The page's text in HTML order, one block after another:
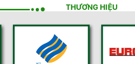
THƯƠNG HIỆU